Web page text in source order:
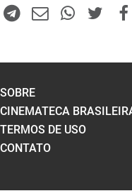
SOBRE
CINEMATECA
TERMOS DE USO
CONTATO